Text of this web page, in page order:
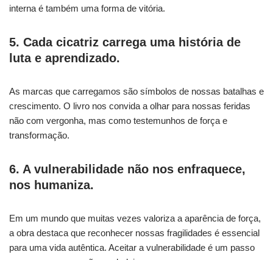
interna é também uma forma de vitória.
5. Cada cicatriz carrega uma história de
luta e aprendizado.
As marcas que carregamos são símbolos de nossas batalhas e
crescimento. O livro nos convida a olhar para nossas feridas
não com vergonha, mas como testemunhos de força e
transformação.
6. A vulnerabilidade não nos enfraquece,
nos humaniza.
Em um mundo que muitas vezes valoriza a aparência de força,
a obra destaca que reconhecer nossas fragilidades é essencial
para uma vida autêntica. Aceitar a vulnerabilidade é um passo